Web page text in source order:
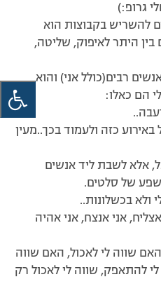
גרופ:)
להשריש בקבוצות הוא
היתר לאיפוק, שליטה,
רבים(כולל אני) והוא
הם כאלו:
כזה ולעמוד בכך..מעין
אלא לשבת ליד אנשים
של סלטים.
אני אנצח, אני אהיה
שווה לי לאכול, האם שווה
להתאפק, שווה לי לאכול רק